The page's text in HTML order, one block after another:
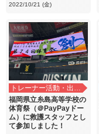
2022/10/21 (金)
トレーナー活動・出前講義
福岡県立糸島高等学校の
体育祭（＠PayPayドー
ム）に救護スタッフとし
て参加しました！